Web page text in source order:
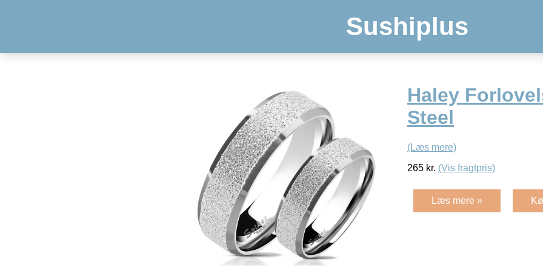
Sushiplus
Haley
Steel
(Læs mere)
265 kr. (Vis fragtpris)
Læs mere »